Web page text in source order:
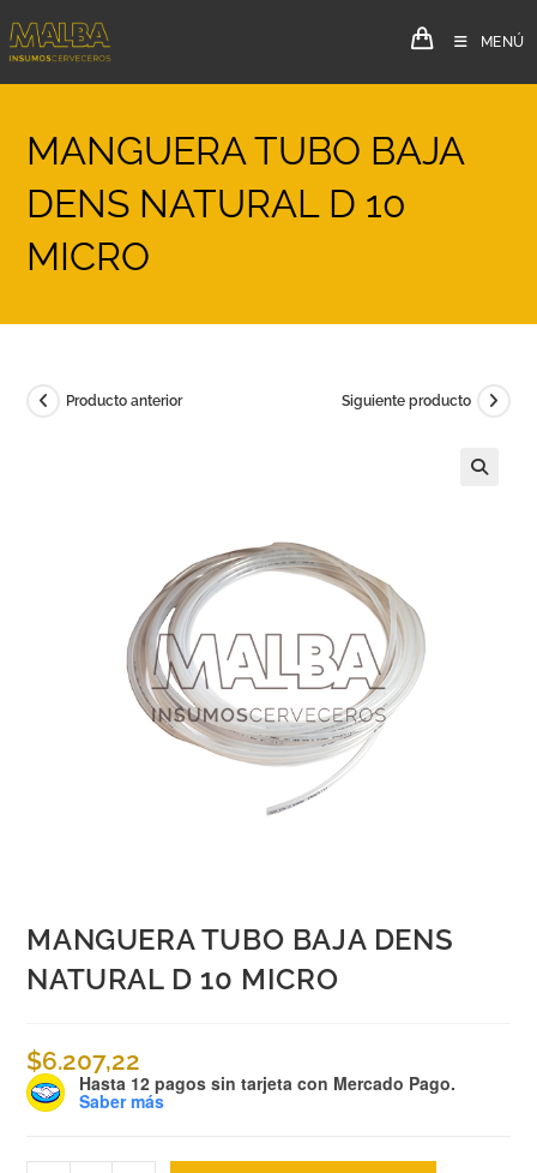
MENÚ
MANGUERA TUBO BAJA
DENS NATURAL D 10
MICRO
Producto anterior Siguiente producto
MANGUERA TUBO BAJA DENS
NATURAL D 10 MICRO
$6.207,22
Hasta 12 pagos sin tarjeta con Mercado Pago.
Saber más